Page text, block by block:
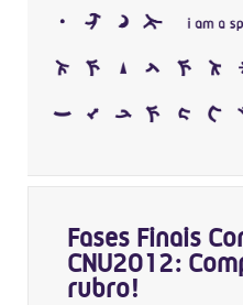
Fases Finais
CNU2012:
rubro!